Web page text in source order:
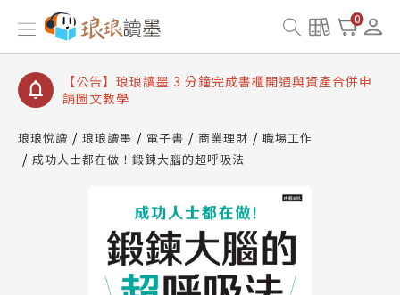
0
【公告】琅琅讀墨數位閱讀資產合併與書櫃開通申請
【公告】琅琅讀墨書櫃開通常見問題
【公告】琅琅讀墨 3 分鐘完成書櫃開通與資產合併申
請圖文教學
查詢
【公告】琅琅讀墨數位閱讀資產合併與書櫃開通申請
琅琅悅讀 琅琅讀墨 電子書 商業理財
職場工作
成功人士都在做！鍛鍊大腦的超呼吸法